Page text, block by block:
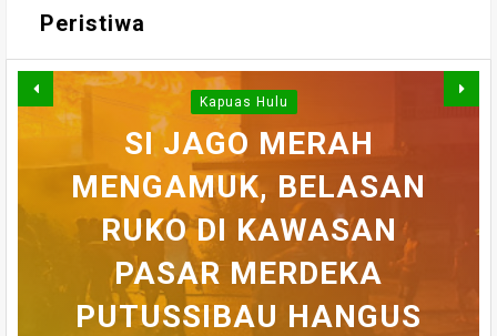
Peristiwa
WARGA DESA SEI AJUNG
YANG DILAPORKAN
HILANG SAAT
MEMANCING DITEMUKAN
MENINGGAL DUNIA
Kapuas Hulu
SI JAGO MERAH
MENGAMUK, BELASAN
RUKO DI KAWASAN
PASAR MERDEKA
PUTUSSIBAU HANGUS
PEDULI KORBAN
KEBAKARAN, KORAMIL
BADAU BERI BANTUAN
BELASAN TOKO PAKAIAN
DI PUTUSSIBAU LUDES
DILALAP API
SEMPAT SEKARAT, H
AKHIRNYA TEWAS
SETELAH 'DIHAKIMI'
MASSA